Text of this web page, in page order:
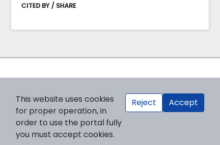
CITED BY / SHARE
This website uses cookies
for proper operation, in
order to use the portal fully
you must accept cookies.
Reject Accept